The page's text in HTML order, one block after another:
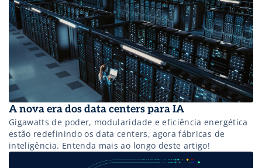
A nova era dos data centers para IA
Gigawatts de poder, modularidade e eficiência energética
estão redefinindo os data centers, agora fábricas de
inteligência. Entenda mais ao longo deste artigo!